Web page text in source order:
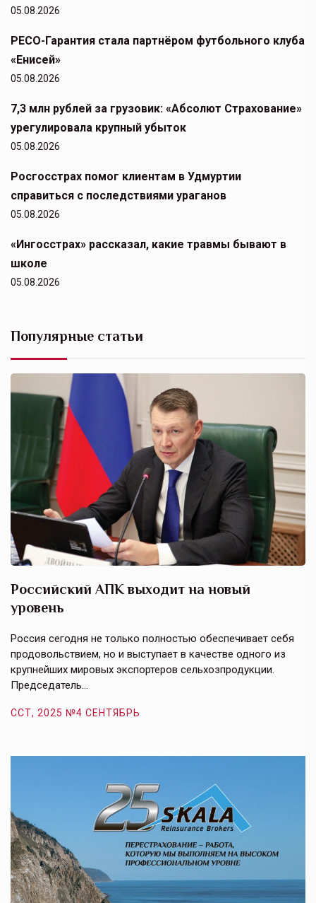
05.08.2026
РЕСО-Гарантия стала партнёром футбольного клуба
«Енисей»
05.08.2026
7,3 млн рублей за грузовик: «Абсолют Страхование»
урегулировала крупный убыток
05.08.2026
Росгосстрах помог клиентам в Удмуртии
справиться с последствиями ураганов
05.08.2026
«Ингосстрах» рассказал, какие травмы бывают в
школе
05.08.2026
Популярные статьи
Российский АПК выходит на новый
уровень
Россия сегодня не только полностью обеспечивает себя
продовольствием, но и выступает в качестве одного из
крупнейших мировых экспортеров сельхозпродукции.
Председатель…
ССТ, 2025 №4 СЕНТЯБРЬ